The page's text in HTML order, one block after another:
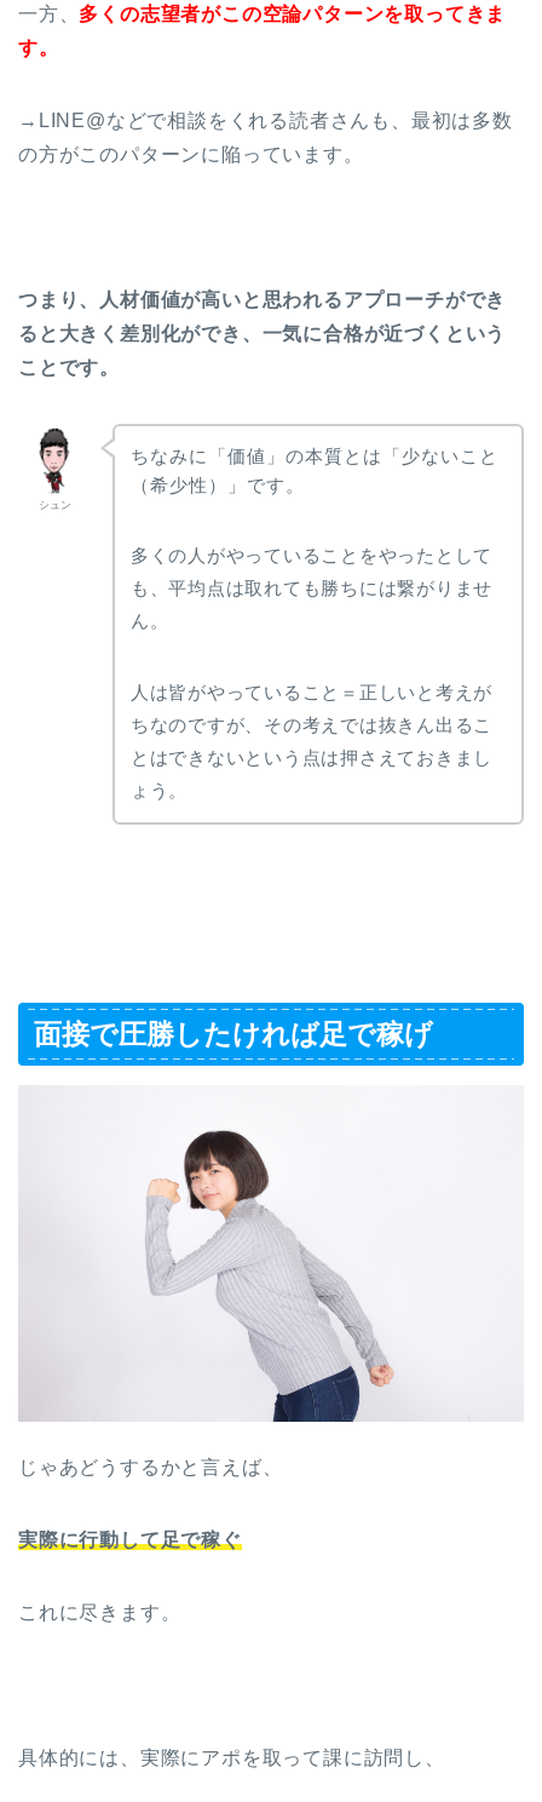
一方、 多くの志望者がこの空論パターンを取ってきま
す。
→LINE@などで相談をくれる読者さんも、最初は多数
の方がこのパターンに陥っています。
つまり、人材価値が高いと思われるアプローチができ
ると大きく差別化ができ、一気に合格が近づくという
ことです。
シュン
ちなみに「価値」の本質とは「少ないこと
（希少性）」です。
多くの人がやっていることをやったとして
も、平均点は取れても勝ちには繋がりませ
ん。
人は皆がやっていること＝正しいと考えが
ちなのですが、その考えでは抜きん出るこ
とはできないという点は押さえておきまし
ょう。
面接で圧勝したければ足で稼げ
じゃあどうするかと言えば、
実際に行動して足で稼ぐ
これに尽きます。
具体的には、実際にアポを取って課に訪問し、